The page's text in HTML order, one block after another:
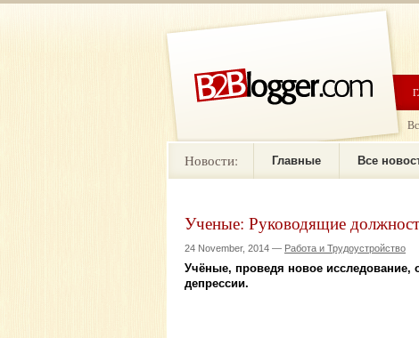
Новости: Главные Все
Ученые: Руководящие
24 November, 2014 — Работа и Трудоустройство
Учёные, проведя новое
депрессии.